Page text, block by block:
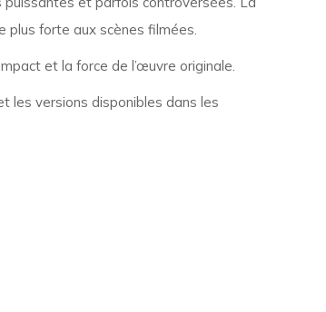
plus forte aux scènes filmées.
et la force de l’œuvre originale.
les versions disponibles dans les